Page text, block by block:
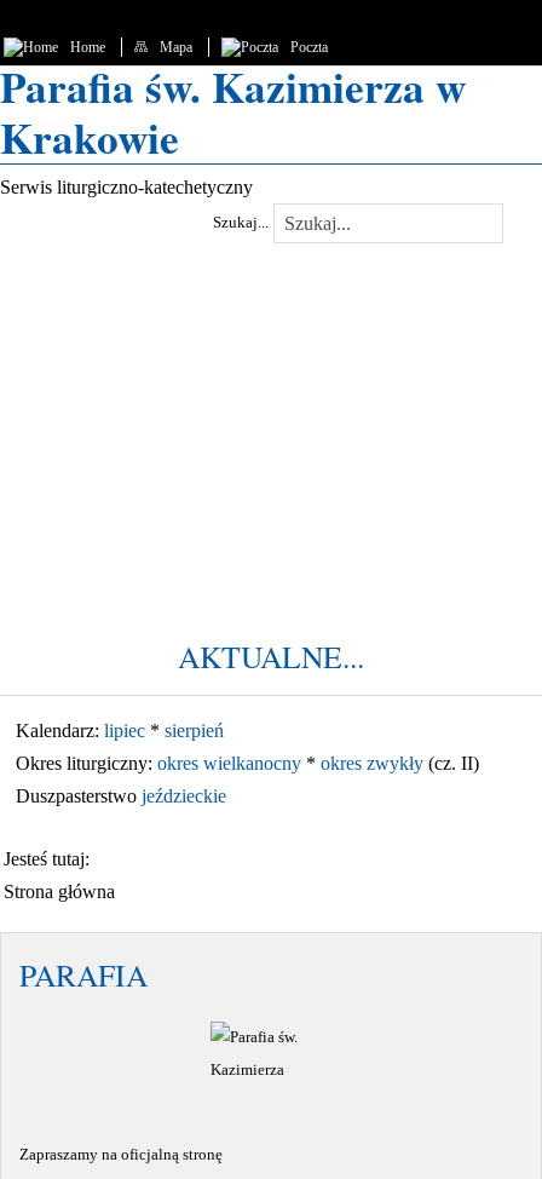
… aby każdy, kto w Niego wierzy, nie zginął, ale miał życie wieczne." (J 3,16)
Home Mapa Poczta
Parafia św. Kazimierza w
Krakowie
Serwis liturgiczno-katechetyczny
Szukaj...
AKTUALNE...
Kalendarz: lipiec * sierpień
Okres liturgiczny: okres wielkanocny * okres zwykły (cz. II)
Duszpasterstwo jeździeckie
Jesteś tutaj:
Strona główna
PARAFIA
Zapraszamy na oficjalną stronę